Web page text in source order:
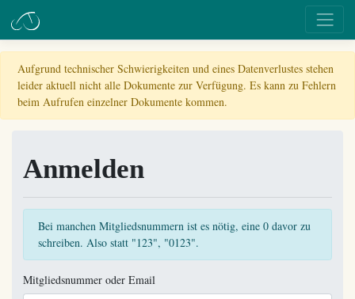
Aufgrund technischer Schwierigkeiten und eines Datenverlustes stehen
leider aktuell nicht alle Dokumente zur Verfügung. Es kann zu Fehlern
beim Aufrufen einzelner Dokumente kommen.
Anmelden
Bei manchen Mitgliedsnummern ist es nötig, eine 0 davor zu
schreiben. Also statt "123", "0123".
Mitgliedsnummer oder Email